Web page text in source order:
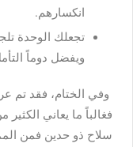
انكسارهم.
تجعلك الوحدة
ويفضل دوماً
وفي الختام، فقد
فغالباً ما يعاني
سلاح ذو حدين فمن